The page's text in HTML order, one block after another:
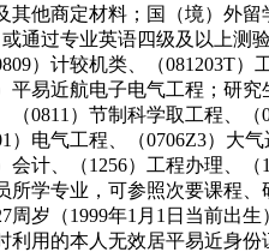
其他商定材料；国（境）外
通过专业英语四级及以上测
）计较机类、（081203T）
平易近航电子电气工程；研
0811）节制科学取工程、
）电气工程、（0706Z3）大
会计、（1256）工程办理、
所学专业，可参照次要课程
周岁（1999年1月1日当前出
利用的本人无效居平易近身